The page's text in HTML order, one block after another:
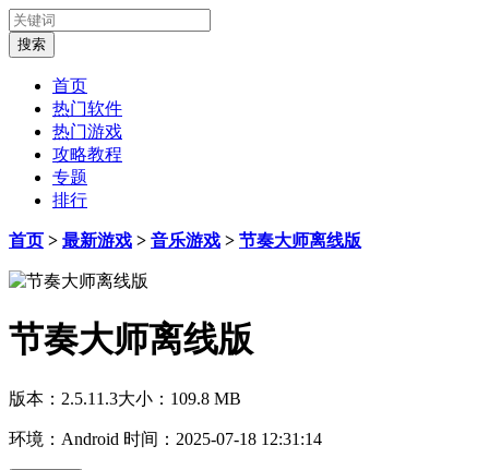
首页
热门软件
热门游戏
攻略教程
专题
排行
首页 > 最新游戏 > 音乐游戏 > 节奏大师离线版
节奏大师离线版
版本：2.5.11.3大小：109.8 MB
环境：Android 时间：2025-07-18 12:31:14